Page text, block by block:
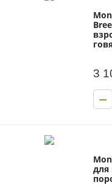
3
−
для